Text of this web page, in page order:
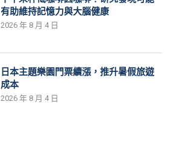
有助維持記憶力與大腦健康
2026 年 8 月 4 日
日本主題樂園門票續漲，推升暑假旅遊
成本
2026 年 8 月 4 日